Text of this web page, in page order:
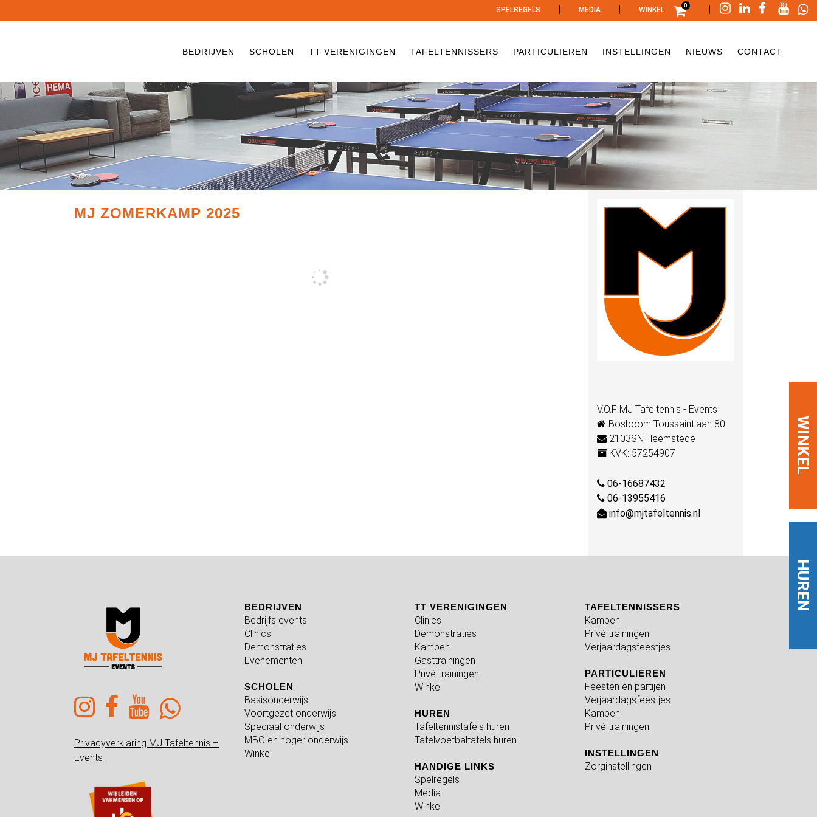
SPELREGELS | MEDIA | WINKEL
0 |
BEDRIJVEN SCHOLEN TT VERENIGINGEN TAFELTENNISSERS PARTICULIEREN INSTELLINGEN NIEUWS CONTACT
HUREN
WINKEL
MJ ZOMERKAMP 2025
V.O.F MJ Tafeltennis - Events
Bosboom Toussaintlaan 80
2103SN Heemstede
KVK: 57254907
06-16687432
06-13955416
info@mjtafeltennis.nl
Privacyverklaring MJ Tafeltennis –
Events
BEDRIJVEN
Bedrijfs events
Clinics
Demonstraties
Evenementen
SCHOLEN
Basisonderwijs
Voortgezet onderwijs
Speciaal onderwijs
MBO en hoger onderwijs
Winkel
TT VERENIGINGEN
Clinics
Demonstraties
Kampen
Gasttrainingen
Privé trainingen
Winkel
HUREN
Tafeltennistafels huren
Tafelvoetbaltafels huren
HANDIGE LINKS
Spelregels
Media
Winkel
TAFELTENNISSERS
Kampen
Privé trainingen
Verjaardagsfeestjes
PARTICULIEREN
Feesten en partijen
Verjaardagsfeestjes
Kampen
Privé trainingen
INSTELLINGEN
Zorginstellingen